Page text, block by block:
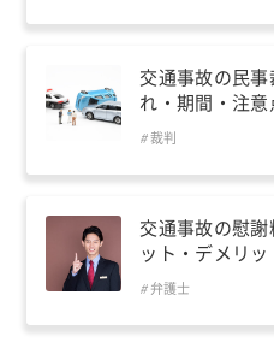
交通事故の民
れ・期間・注意
裁判
交通事故の慰謝
ット・デメリッ
弁護士